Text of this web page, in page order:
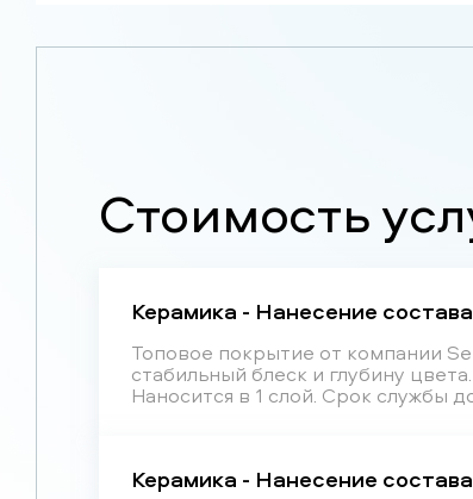
Стоимость
Керамика - Нанесение
Топовое покрытие от компании
стабильный блеск и глубину
Наносится в 1 слой. Срок службы
Керамика - Нанесение